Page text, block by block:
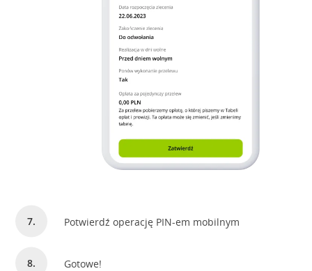
Potwierdź operację PIN-em mobilnym
Gotowe!